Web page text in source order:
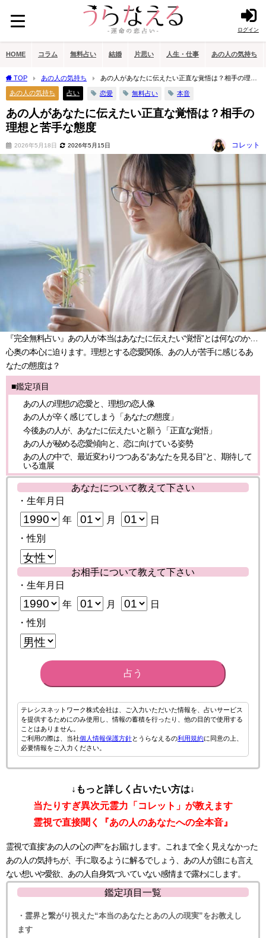
ログイン
HOME コラム 無料占い 結婚 片思い 人生・仕事 あの人の気持ち
TOP あの人の気持ち
あの人があなたに伝えたい正直な覚悟は？相手の理想
と苦手な態度
あの人の気持ち 占い 恋愛 無料占い 本音
あの人があなたに伝えたい正直な覚悟は？相手の
理想と苦手な態度
2026年5月18日 2026年5月15日 コレット
『完全無料占い』あの人が本当はあなたに伝えたい“覚悟”とは何なのか…
心奥の本心に迫ります。理想とする恋愛関係、あの人が苦手に感じるあ
なたの態度は？
■鑑定項目
あの人の理想の恋愛と、理想の恋人像
あの人が辛く感じてしまう「あなたの態度」
今後あの人が、あなたに伝えたいと願う「正直な覚悟」
あの人が秘める恋愛傾向と、恋に向けている姿勢
あの人の中で、最近変わりつつある“あなたを見る目”と、期待して
いる進展
あなたについて教えて下さい
・生年月日
年 月
日
・性別
お相手について教えて下さい
・生年月日
年 月
日
・性別
占う
テレシスネットワーク株式会社は、ご入力いただいた情報を、占いサービス
を提供するためにのみ使用し、情報の蓄積を行ったり、他の目的で使用する
ことはありません。
ご利用の際は、当社個人情報保護方針とうらなえるの利用規約に同意の上、
必要情報をご入力ください。
↓もっと詳しく占いたい方は↓
当たりすぎ異次元霊力「コレット」が教えます
霊視で直接聞く『あの人のあなたへの全本音』
霊視で直接“あの人の心の声”をお届けします。これまで全く見えなかった
あの人の気持ちが、手に取るように解るでしょう、あの人が誰にも言え
ない想いや愛欲、あの人自身気づいていない感情まで露わにします。
鑑定項目一覧
・霊界と繋がり視えた“本当のあなたとあの人の現実”をお教えし
ます